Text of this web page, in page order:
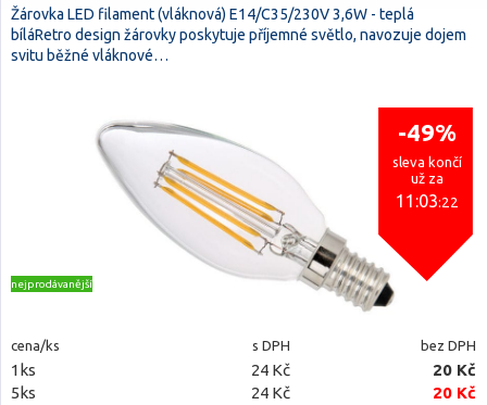
Žárovka LED filament (vláknová) E14/C35/230V 3,6W - teplá
bíláRetro design žárovky poskytuje příjemné světlo, navozuje dojem
svitu běžné vláknové…
-49%
sleva končí
už za
11:03:21
nejprodávanější
cena/ks s DPH bez DPH
1ks 24 Kč
20 Kč
5ks
24 Kč
20 Kč